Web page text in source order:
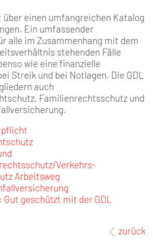
über einen umfangreichen Katalog
Ein umfassender
alle im Zusammenhang mit dem
stehenden Fälle
wie eine finanzielle
Streik und bei Notlagen. Die GDL
auch
Familienrechtsschutz und
Verkehrs-
Arbeitsweg
geschützt mit der GDL
zurück